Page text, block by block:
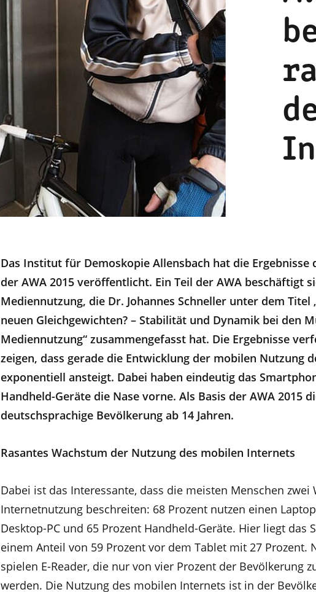
Das Institut für Demoskopie Allensbach hat die Ergebnisse
der AWA 2015 veröffentlicht. Ein Teil der AWA beschäftigt
Mediennutzung, die Dr. Johannes Schneller unter dem Titel
neuen Gleichgewichten? – Stabilität und Dynamik bei den
Mediennutzung“ zusammengefasst hat. Die Ergebnisse
zeigen, dass gerade die Entwicklung der mobilen Nutzung
exponentiell ansteigt. Dabei haben eindeutig das
Handheld-Geräte die Nase vorne. Als Basis der AWA 2015
deutschsprachige Bevölkerung ab 14 Jahren.
Rasantes Wachstum der Nutzung des mobilen Internets
Dabei ist das Interessante, dass die meisten Menschen zwei
Internetnutzung beschreiten: 68 Prozent nutzen einen
Desktop-PC und 65 Prozent Handheld-Geräte. Hier liegt das
einem Anteil von 59 Prozent vor dem Tablet mit 27 Prozent.
spielen E-Reader, die nur von vier Prozent der Bevölkerung
werden. Die Nutzung des mobilen Internets ist in der